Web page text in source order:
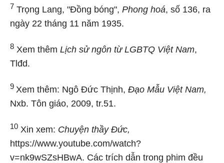
7 Trọng Lang, "Đồng bóng", Phong hoá, số 136, ra
ngày 22 tháng 11 năm 1935.
8 Xem thêm Lịch sử ngôn từ LGBTQ Việt Nam,
Tlđd.
9 Xem thêm: Ngô Đức Thịnh, Đạo Mẫu Việt Nam,
Nxb. Tôn giáo, 2009, tr.51.
10 Xin xem: Chuyện thầy Đức,
https://www.youtube.com/watch?
v=nk9wSZsHBwA. Các trích dẫn trong phim đều